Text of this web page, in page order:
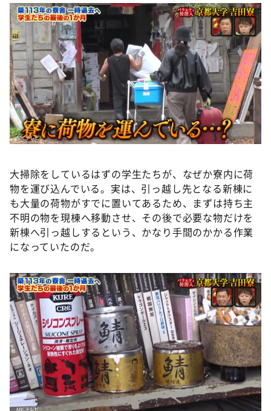
大掃除をしているはずの学生たちが、なぜか寮内に荷
物を運び込んでいる。実は、引っ越し先となる新棟に
も大量の荷物がすでに置いてあるため、まずは持ち主
不明の物を現棟へ移動させ、その後で必要な物だけを
新棟へ引っ越しするという、かなり手間のかかる作業
になっていたのだ。